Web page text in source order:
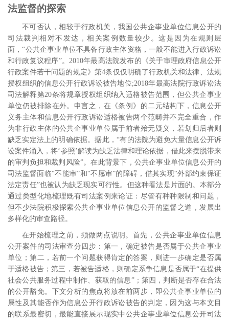
法监督的探索
不可否认，相较于行政机关，我国公共企事业单位信息公开的
司法裁判相对不发达，相关案例数量较少。这是因为在规则层
面，“公共企事业单位不具备行政主体资格，一般不能进入行政诉讼
和行政复议程序”。 2010年最高法院发布的《关于审理政府信息公开
行政案件若干问题的规定》第4条仅仅明确了行政机关和法律、法规
授权组织的信息公开行政诉讼被告地位;2018年最高法院行政诉讼法
司法解释第20条将规章授权组织纳入适格被告范围，但公共企事业
单位仍被排除在外。申言之，在《条例》的二元结构下，信息公开
义务主体和信息公开行政诉讼适格被告两个范畴并不完全重合，作
为非行政主体的公共企事业单位属于前者殆无疑义，若划归后者则
缺乏实定法上的明确依据。据此，“有的法院为避免大量信息公开诉
讼案件涌入，将‘参照’解读为缺乏法律和理论依据，借此来摆脱带来
的审判负担和裁判风险”。在此背景下，公共企事业单位信息公开的
司法监督面临“不能审”和“不愿审”的障碍，借其实现“外部约束保证
法定责任”也被认为缺乏现实可行性。但这种看法是片面的。本部分
通过类型化地梳理既有司法案例来论证：尽管有种种限制和问题，
但不少法院积极探索公共企事业单位信息公开的监督之道，发展出
多样化的审查路径。
在开始梳理之前，须做两点说明。首先，公共企事业单位信息
公开案件的司法审查分四步：第一，确定被告是否属于公共企事业
单位；第二，若前一个问题获得肯定的答案，则进一步确定是否属
于适格被告；第三，若被告适格，则确定系争信息是否属于“在提供
社会公共服务过程中制作、获取的信息”；第四，判断是否存在合法
的公开豁免。下文分析的焦点将放在前两步，即公共企事业单位的
属性及其能否作为信息公开行政诉讼被告的判定，因为这与本文目
的联系最密切，最能直接展示现实中公共企事业单位信息公开司法